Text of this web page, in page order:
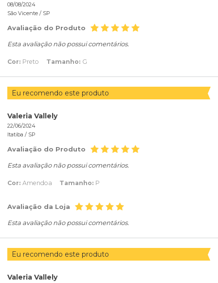
08/08/2024
São Vicente / SP
Avaliação do Produto
Esta avaliação não possui comentários.
Cor: Preto Tamanho: G
Eu recomendo este produto
Valeria Vallely
22/06/2024
Itatiba / SP
Avaliação do Produto
Esta avaliação não possui comentários.
Cor: Amendoa Tamanho: P
Avaliação da Loja
Esta avaliação não possui comentários.
Eu recomendo este produto
Valeria Vallely